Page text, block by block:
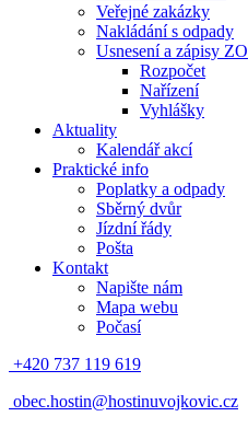
Veřejné zakázky
Nakládání s odpady
Usnesení a zápisy ZO
Rozpočet
Nařízení
Vyhlášky
Aktuality
Kalendář akcí
Praktické info
Poplatky a odpady
Sběrný dvůr
Jízdní řády
Pošta
Kontakt
Napište nám
Mapa webu
Počasí
+420 737 119 619
obec.hostin@hostinuvojkovic.cz